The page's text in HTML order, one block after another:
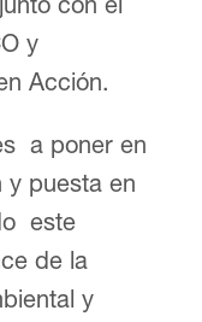
y
Acción.
a poner en
y puesta en
este
de la
y